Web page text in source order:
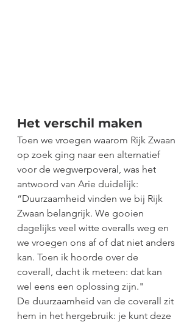
Het verschil maken
Toen we vroegen waarom Rijk Zwaan
op zoek ging naar een alternatief
voor de wegwerpoveral, was het
antwoord van Arie duidelijk:
“Duurzaamheid vinden we bij Rijk
Zwaan belangrijk. We gooien
dagelijks veel witte overalls weg en
we vroegen ons af of dat niet anders
kan. Toen ik hoorde over de
coverall, dacht ik meteen: dat kan
wel eens een oplossing zijn."
De duurzaamheid van de coverall zit
hem in het hergebruik: je kunt deze